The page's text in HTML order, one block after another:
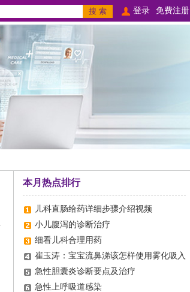
登录 免费注册
本月热点排行
儿科直肠给药详细步骤介绍视频
小儿腹泻的诊断治疗
细看儿科合理用药
崔玉涛：宝宝流鼻涕该怎样使用雾化吸入
急性胆囊炎诊断要点及治疗
急性上呼吸道感染